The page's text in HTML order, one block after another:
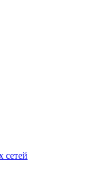
сетей